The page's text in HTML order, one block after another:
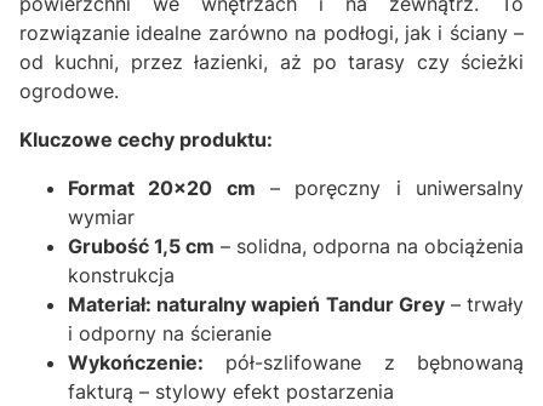
rozwiązanie idealne zarówno na podłogi, jak i ściany –
od kuchni, przez łazienki, aż po tarasy czy ścieżki
ogrodowe.
Kluczowe cechy produktu:
Format 20x20 cm – poręczny i uniwersalny
wymiar
Grubość 1,5 cm – solidna, odporna na obciążenia
konstrukcja
Materiał: naturalny wapień Tandur Grey– trwały
i odporny na ścieranie
Wykończenie: pół-szlifowane z bębnowaną
fakturą – stylowy efekt postarzenia